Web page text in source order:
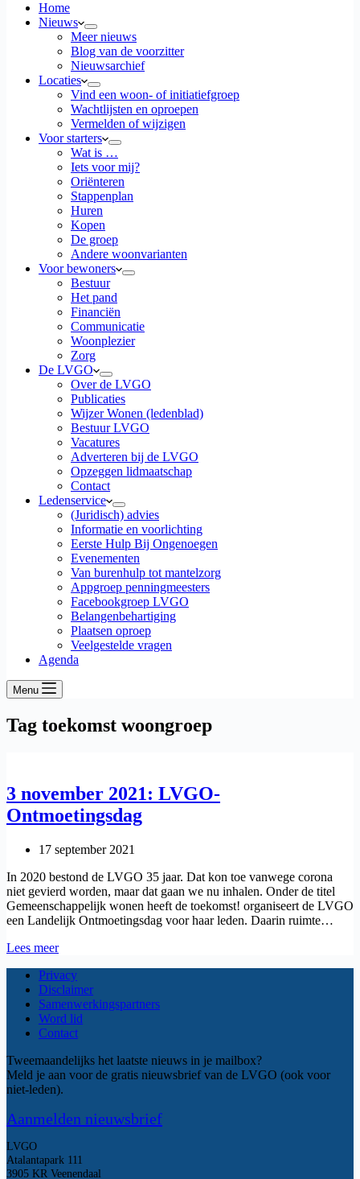
Home
Nieuws
Meer nieuws
Blog van de voorzitter
Nieuwsarchief
Locaties
Vind een woon- of initiatiefgroep
Wachtlijsten en oproepen
Vermelden of wijzigen
Voor starters
Wat is …
Iets voor mij?
Oriënteren
Stappenplan
Huren
Kopen
De groep
Andere woonvarianten
Voor bewoners
Bestuur
Het pand
Financiën
Communicatie
Woonplezier
Zorg
De LVGO
Over de LVGO
Publicaties
Wijzer Wonen (ledenblad)
Bestuur LVGO
Vacatures
Adverteren bij de LVGO
Opzeggen lidmaatschap
Contact
Ledenservice
(Juridisch) advies
Informatie en voorlichting
Eerste Hulp Bij Ongenoegen
Evenementen
Van burenhulp tot mantelzorg
Appgroep penningmeesters
Facebookgroep LVGO
Belangenbehartiging
Plaatsen oproep
Veelgestelde vragen
Agenda
Menu
Tag toekomst woongroep
3 november 2021: LVGO-
Ontmoetingsdag
17 september 2021
In 2020 bestond de LVGO 35 jaar. Dat kon toe vanwege corona
niet gevierd worden, maar dat gaan we nu inhalen. Onder de titel
Gemeenschappelijk wonen heeft de toekomst! organiseert de LVGO
een Landelijk Ontmoetingsdag voor haar leden. Daarin ruimte…
Lees meer3
2021:
LVGO-
Ontmoetingsdag
Privacy
Disclaimer
Samenwerkingspartners
Word lid
Contact
Tweemaandelijks het laatste nieuws in je mailbox?
Meld je aan voor de gratis nieuwsbrief van de LVGO (ook voor
niet-leden).
Aanmelden nieuwsbrief
LVGO
Atalantapark 111
3905 KR Veenendaal